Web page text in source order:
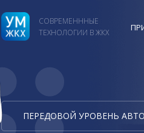
СОВРЕМЕНННЫЕ
ТЕХНОЛОГИИ В ЖКХ
ПЕРЕДОВОЙ УРОВЕНЬ